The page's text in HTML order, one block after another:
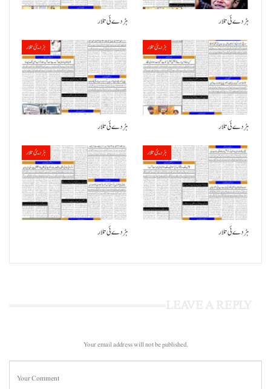
ہڑدے ئی تلار ہڑدے ئی تلار
ہڑدیئی تلار
ہڑدے ئی تلار
ہڑدیئی تلار
ہڑدے ئی تلار
ہڑدیئی تلار
ہڑدے ئی تلار
ہڑدیئی تلار
ہڑدے ئی تلار
Your email address will not be published.